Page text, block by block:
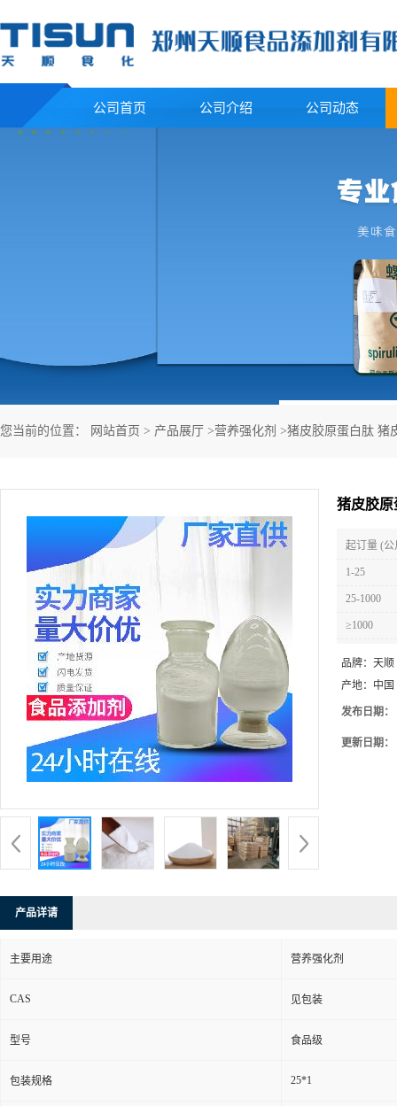
公司首页 公司介绍 公司动态
您当前的位置： 网站首页 > 产品展厅 >营养强化剂 >猪皮胶原蛋白肽 猪
猪皮胶原
起订量 (公
1-25
25-1000
≥1000
品牌： 天顺
产地： 中国
发布日期：
更新日期：
产品详请
主要用途 营养强化剂
CAS 见包装
型号 食品级
包装规格 25*1